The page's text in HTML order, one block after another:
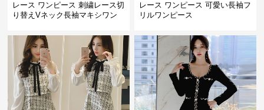
レース ワンピース 刺繍レース切
り替えVネック長袖マキシワン
レース ワンピース 可愛い長袖フ
リルワンピース